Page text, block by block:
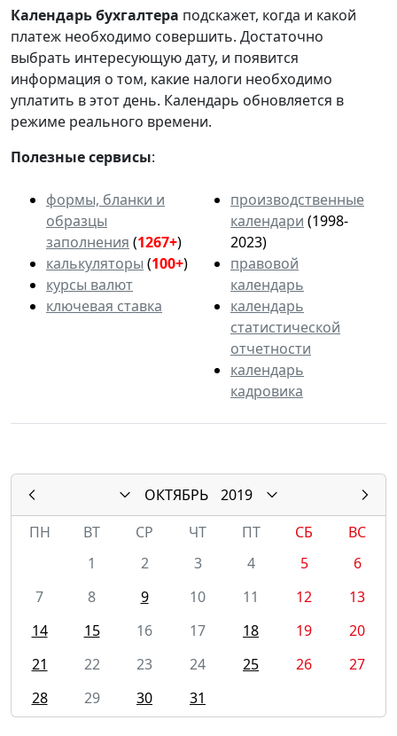
Календарьбухгалтера подскажет, когда и какой
платеж необходимо совершить. Достаточно
выбрать интересующую дату, и появится
информация о том, какие налоги необходимо
уплатить в этот день. Календарь обновляется в
режиме реального времени.
Полезные сервисы:
формы, бланки и
образцы
заполнения (1267+)
калькуляторы (100+)
курсы валют
ключевая ставка
производственные
календари (1998-
2023)
правовой
календарь
календарь
статистической
отчетности
календарь
кадровика
ОКТЯБРЬ
2019
ПН
ВТ СР ЧТ ПТ СБ
ВС
1
2 3 4 5
6
7
8 9 10 11 12
13
14
15 16 17 18 19
20
21
22 23 24 25 26
27
28
29 30 31